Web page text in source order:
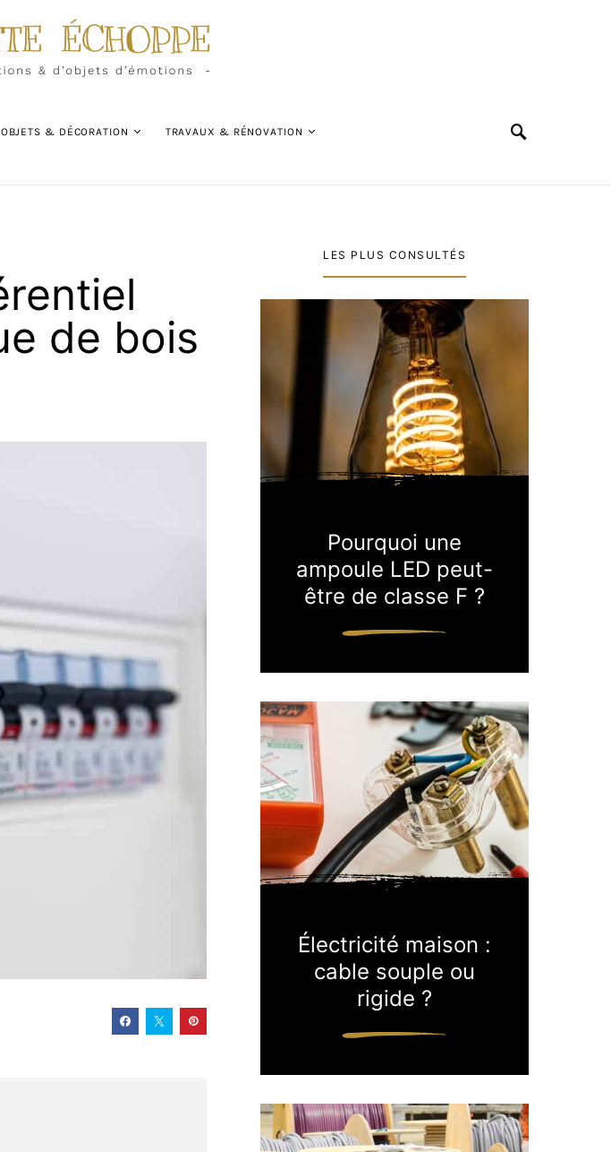
OBJETS & DÉCORATION TRAVAUX & RÉNOVATION
de bois
LES PLUS CONSULTÉS
Pourquoi une
ampoule LED peut-
être de classe F ?
Électricité maison :
cable souple ou
rigide ?